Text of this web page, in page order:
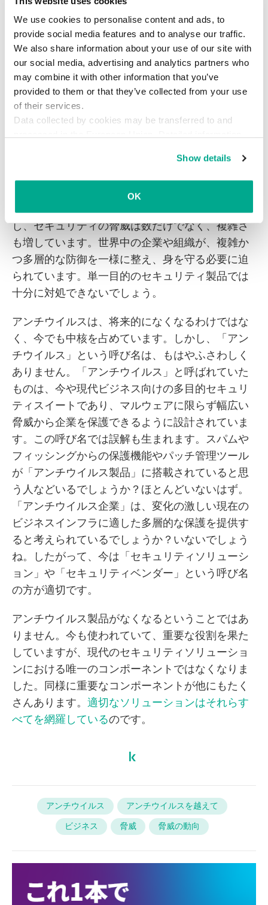
We use cookies to personalise content and ads, to
provide social media features and to analyse our traffic.
We also share information about your use of our site with
our social media, advertising and analytics partners who
may combine it with other information that you’ve
provided to them or that they’ve collected from your use
of their services.
Data collected by cookies may be transferred to and
Show details
OK
ない限り、重大度の高い緊急パッチがリリースさ
れてから実際にインストールされるまでに、かな
り時間がかかってしまうこともあります。その期
間こそが犯罪者にとっての好機なのです。
自動アップデートと併せて自動パッチ管理ツール
を使用することは必須であり、そうしなければイ
品」さえあればどんなセキュリティの問題も解決
できる、という考えが今でも残っています。しか
し、セキュリティの脅威は数だけでなく、複雑さ
も増しています。世界中の企業や組織が、複雑か
つ多層的な防御を一様に整え、身を守る必要に迫
られています。単一目的のセキュリティ製品では
十分に対処できないでしょう。
アンチウイルスは、将来的になくなるわけではな
く、今でも中核を占めています。しかし、「アン
チウイルス」という呼び名は、もはやふさわしく
ありません。「アンチウイルス」と呼ばれていた
ものは、今や現代ビジネス向けの多目的セキュリ
ティスイートであり、マルウェアに限らず幅広い
脅威から企業を保護できるように設計されていま
す。この呼び名では誤解も生まれます。スパムや
フィッシングからの保護機能やパッチ管理ツール
が「アンチウイルス製品」に搭載されていると思
う人などいるでしょうか？ほとんどいないはず。
「アンチウイルス企業」は、変化の激しい現在の
ビジネスインフラに適した多層的な保護を提供す
ると考えられているでしょうか？いないでしょう
ね。したがって、今は「セキュリティソリューシ
ョン」や「セキュリティベンダー」という呼び名
の方が適切です。
アンチウイルス製品がなくなるということではあ
りません。今も使われていて、重要な役割を果た
していますが、現代のセキュリティソリューショ
ンにおける唯一のコンポーネントではなくなりま
した。同様に重要なコンポーネントが他にもたく
さんあります。 適切なソリューションはそれらす
べてを網羅しているのです。
アンチウイルス
アンチウイルスを越えて
ビジネス
脅威 脅威の動向